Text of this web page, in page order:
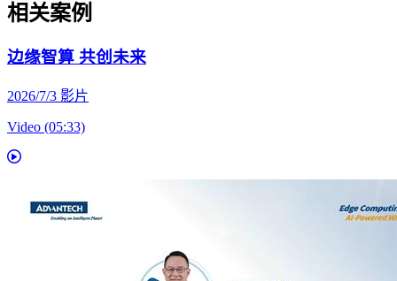
相关案例
边缘智算 共创未来
2026/7/3 影片
Video (05:33)